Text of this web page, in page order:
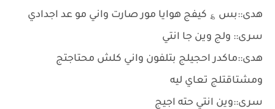
هدى::بس ؏ كيفج هوايا مور صارت واني مو عد اجدادي
سرى:: ولج وين جا انتي
هدى::ماكدر احجيلج بتلفون واني كلش محتاجتج
ومشتاقتلج تعاي ليه
سرى::وين انتي حته اجيج